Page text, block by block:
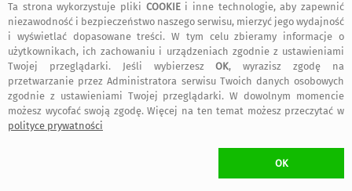
Ta strona wykorzystuje pliki COOKIEi inne technologie, aby zapewnić
niezawodność i bezpieczeństwo naszego serwisu, mierzyć jego wydajność
i wyświetlać dopasowane treści. W tym celu zbieramy informacje o
użytkownikach, ich zachowaniu i urządzeniach zgodnie z ustawieniami
Twojej przeglądarki. Jeśli wybierzeszOK, wyrazisz zgodę na
przetwarzanie przez Administratora serwisu Twoich danych osobowych
zgodnie z ustawieniami Twojej przeglądarki. W dowolnym momencie
możesz wycofać swoją zgodę. Więcej na ten temat możesz przeczytać w
polityce prywatności
OK